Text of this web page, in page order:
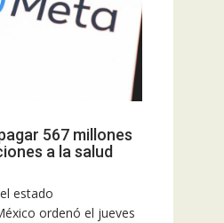
567 millones
a la salud
estado
ordenó el jueves